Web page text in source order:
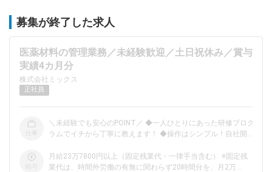
専門サイト
dodaチャットサポート
対応時間：10:00～22:00(日曜・年末年始を除く)
自動案内は24時間365日対応
dodaの使い方は？
今の仕事を続けるべき？
募集が終了した求人
医薬材料の管理業務／未経験歓迎／土日祝休み／賞与
実績4カ月分
株式会社ミックス
正社員
＼未経験でも安心のPOINT／ ◆一人ひとりにあった研修プログ
ラムでイチから丁寧に教えます！ ◆操作はシンプル！自社開発
◆経験や転職のハンデなし！頑張りを公平に評価します！ 仕
事内容 ━━━━━━ 病院内で使用されるあらゆるモノの管理・発注
月給23万7800円以上（固定残業代・一律手当含む） ※固定残
業代は、時間外労働の有無に関わらず20時間分を、月2万